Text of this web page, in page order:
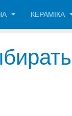
КЕРАМІКА